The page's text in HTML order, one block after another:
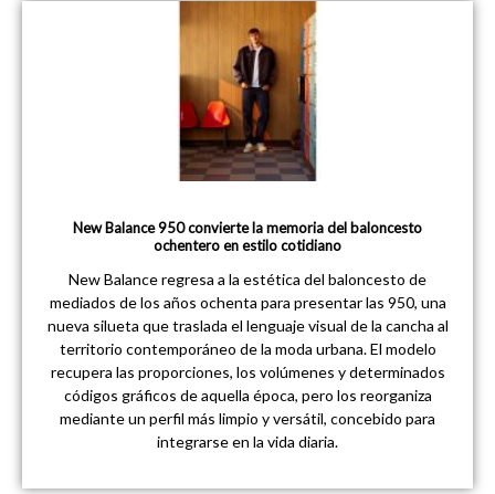
New Balance 950 convierte la memoria del baloncesto
ochentero en estilo cotidiano
New Balance regresa a la estética del baloncesto de
mediados de los años ochenta para presentar las 950, una
nueva silueta que traslada el lenguaje visual de la cancha al
territorio contemporáneo de la moda urbana. El modelo
recupera las proporciones, los volúmenes y determinados
códigos gráficos de aquella época, pero los reorganiza
mediante un perfil más limpio y versátil, concebido para
integrarse en la vida diaria.